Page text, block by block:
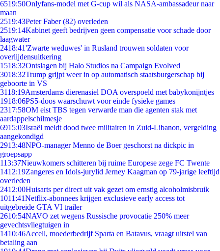
6519:50Onlyfans-model met G-cup wil als NASA-ambassadeur naar
maan
2519:43Peter Faber (82) overleden
2519:14Kabinet geeft bedrijven geen compensatie voor schade door
laagwater
2418:41'Zwarte weduwes' in Rusland trouwen soldaten voor
overlijdensuitkering
1518:32Ontslagen bij Halo Studios na Campaign Evolved
3018:32Trump grijpt weer in op automatisch staatsburgerschap bij
geboorte in VS
3118:19Amsterdams dierenasiel DOA overspoeld met babykonijntjes
1918:06PS5-doos waarschuwt voor einde fysieke games
2317:58OM eist TBS tegen verwarde man die agenten stak met
aardappelschilmesje
6915:03Israël meldt dood twee militairen in Zuid-Libanon, vergelding
aangekondigd
2913:48NPO-manager Menno de Boer geschorst na dickpic in
groepsapp
113:37Nieuwkomers schitteren bij ruime Europese zege FC Twente
1412:19Zangeres en Idols-jurylid Jerney Kaagman op 79-jarige leeftijd
overleden
2412:00Huisarts per direct uit vak gezet om ernstig alcoholmisbruik
1011:41Netflix-abonnees krijgen exclusieve early access tot
uitgebreide GTA VI trailer
2610:54NAVO zet wegens Russische provocatie 250% meer
gevechtsvliegtuigen in
1410:46Accell, moederbedrijf Sparta en Batavus, vraagt uitstel van
betaling aan